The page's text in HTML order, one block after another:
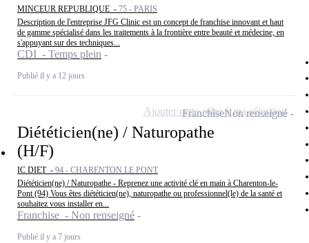
MINCEUR REPUBLIQUE - 75 - PARIS
Description de l'entreprise JFG Clinic est un concept de franchise innovant et haut
de gamme spécialisé dans les traitements à la frontière entre beauté et médecine, en
s'appuyant sur des techniques...
CDI - Temps plein
Publié il y a 12 jours
Diététicien(ne) / Naturopathe
(H/F)
IC DIET - 94 - CHARENTON LE PONT
Diététicien(ne) / Naturopathe - Reprenez une activité clé en main à Charenton-le-
Pont (94) Vous êtes diététicien(ne), naturopathe ou professionnel(le) de la santé et
souhaitez vous installer en...
Franchise - Non renseigné
Publié il y a 7 jours
FranchiseNon renseigné
Ajouter cette offre à ma sélection